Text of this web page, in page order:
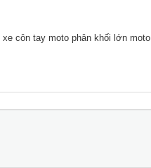
côn tay moto phân khối lớn